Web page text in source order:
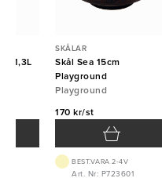
1,3L
SKÅLAR
Skål Sea 15cm
Playground
Playground
170 kr/st
BEST.VARA 2-4V
Art. Nr: P723601